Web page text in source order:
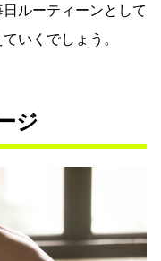
ルーティーンとして
いくでしょう。
ジ